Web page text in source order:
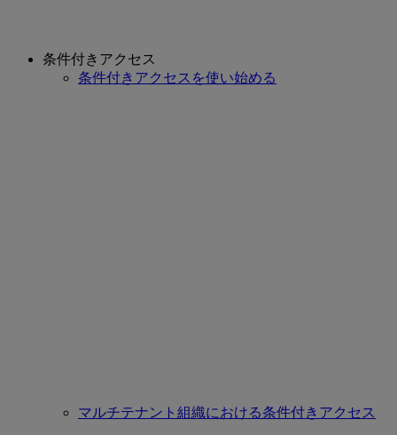
条件付きアクセス
条件付きアクセスを使い始める
マルチテナント組織における条件付きアクセス